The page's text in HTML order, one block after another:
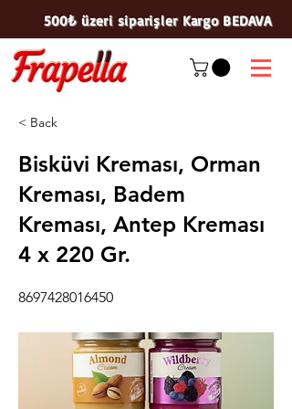
500₺ üzeri siparişler Kargo BEDAVA
< Back
Bisküvi Kreması, Orman
Kreması, Badem
Kreması, Antep Kreması
4 x 220 Gr.
8697428016450